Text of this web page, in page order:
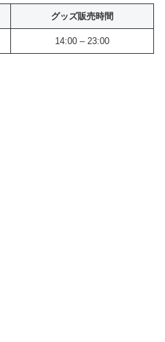
グッズ販売時間
14:00 – 23:00